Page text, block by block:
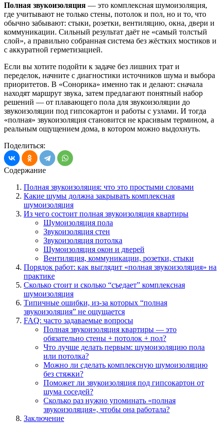
Полная звукоизоляция — это комплексная шумоизоляция,
где учитывают не только стены, потолок и пол, но и то, что
обычно забывают: стыки, розетки, вентиляцию, окна, двери и
коммуникации. Сильный результат даёт не «самый толстый
слой», а правильно собранная система без жёстких мостиков и
с аккуратной герметизацией.
Если вы хотите подойти к задаче без лишних трат и
переделок, начните с диагностики источников шума и выбора
приоритетов. В «Сонорика» именно так и делают: сначала
находят маршрут звука, затем предлагают понятный набор
решений — от плавающего пола для звукоизоляции до
звукоизоляции под гипсокартон и работы с узлами. И тогда
«полная» звукоизоляция становится не красивым термином, а
реальным ощущением дома, в котором можно выдохнуть.
Поделиться:
Содержание
Полная звукоизоляция: что это простыми словами
Какие шумы должна закрывать комплексная
шумоизоляция
Из чего состоит полная звукоизоляция квартиры
Шумоизоляция пола
Звукоизоляция стен
Звукоизоляция потолка
Шумоизоляция окон и дверей
Вентиляция, коммуникации, розетки, стыки
Порядок работ: как выглядит «полная звукоизоляция» на
практике
Сколько стоит и сколько “съедает” комплексная
шумоизоляция
Типичные ошибки, из-за которых “полная
звукоизоляция” не ощущается
FAQ: часто задаваемые вопросы
Полная звукоизоляция квартиры — это
обязательно стены + потолок + пол?
Что лучше делать первым: шумоизоляцию пола
или потолка?
Можно ли сделать комплексную шумоизоляцию
без стяжки?
Поможет ли звукоизоляция под гипсокартон от
шума соседей?
Сколько раз нужно упоминать «полная
звукоизоляция», чтобы она работала?
Заключение